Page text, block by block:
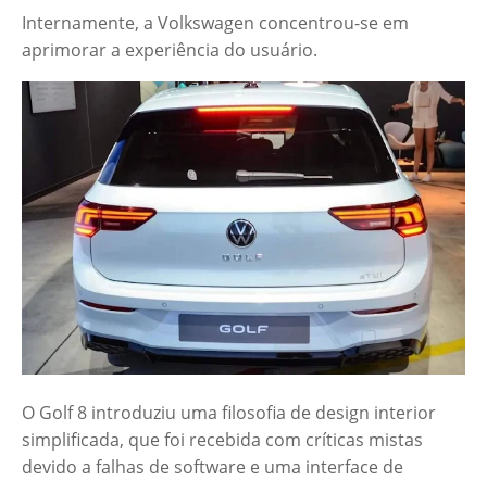
Internamente, a Volkswagen concentrou-se em
aprimorar a experiência do usuário.
O Golf 8 introduziu uma filosofia de design interior
simplificada, que foi recebida com críticas mistas
devido a falhas de software e uma interface de